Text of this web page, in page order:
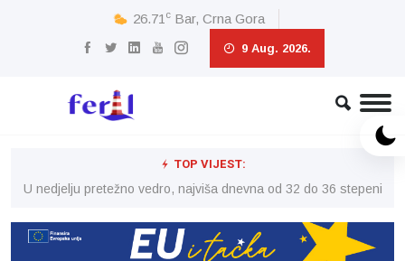
26.71 c Bar, Crna Gora
9 Aug. 2026.
TOP VIJEST:
U nedjelju pretežno vedro, najviša dnevna od 32 do 36 stepeni